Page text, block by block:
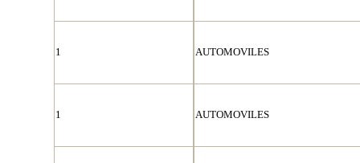
1 AUTOMOVILES
1 AUTOMOVILES